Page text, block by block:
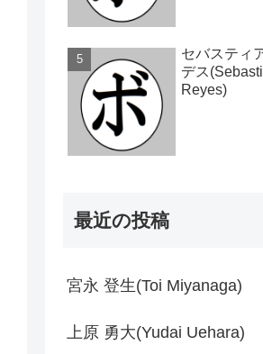
セバスティ
デス
Reyes)
最近の投稿
宮永 登生(Toi Miyanaga)
上原 勇大(Yudai Uehara)